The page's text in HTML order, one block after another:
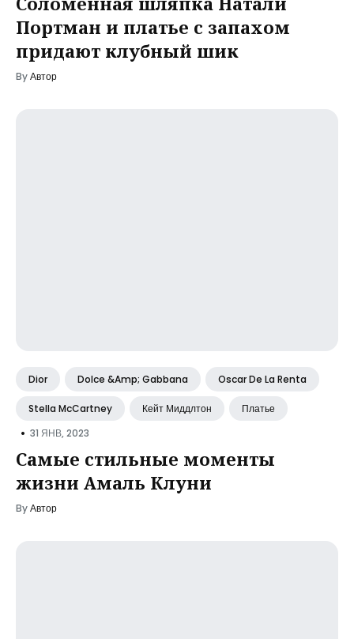
Портман и платье с запахом
придают клубный шик
ByАвтор
Dior Dolce &Amp; Gabbana Oscar De La Renta
Stella McCartney Кейт Миддлтон Платье
• 31 ЯНВ, 2023
Самые стильные моменты
жизни Амаль Клуни
ByАвтор